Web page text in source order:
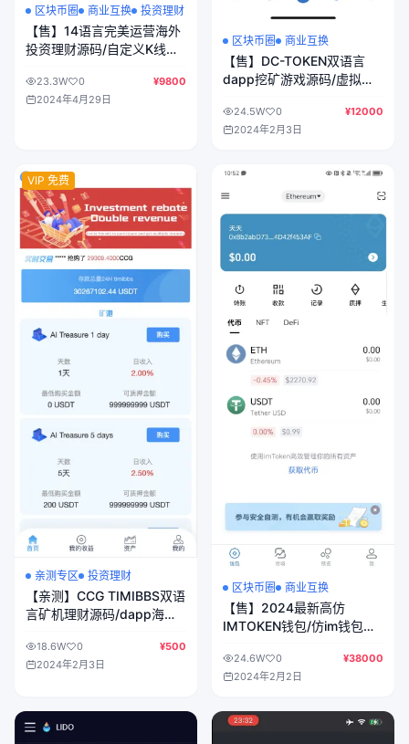
区块币圈 商业互换 投资理财
【售】14语言完美运营海外
投资理财源码/自定义K线走
金申购+多种支付通道+对接
优盾钱包/前端uniapp纯源码
23.3W 0
¥9800
2024年4月29日
区块币圈 商业互换
【售】DC-TOKEN双语言
dapp挖矿游戏源码/虚拟货
码+后端PHP/带完整搭建教
程
24.5W 0
¥12000
2024年2月3日
VIP 免费
亲测专区 投资理财
【亲测】CCG TIMIBBS双语
言矿机理财源码/dapp海外
PHP18.6W 0
¥500
2024年2月3日
区块币圈 商业互换
【售】2024最新高仿
IMTOKEN钱包/仿im钱包源
户定制版完美运营
24.6W 0
¥38000
2024年2月2日